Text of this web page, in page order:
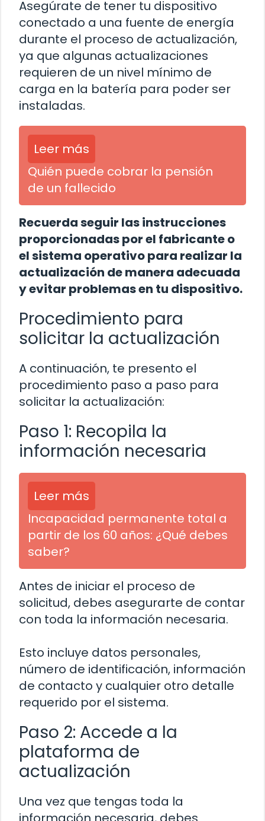
Asegúrate de tener tu dispositivo
conectado a una fuente de energía
durante el proceso de actualización,
ya que algunas actualizaciones
requieren de un nivel mínimo de
carga en la batería para poder ser
instaladas.
Leer más
Quién puede cobrar la pensión
de un fallecido
Recuerda seguir las instrucciones
proporcionadas por el fabricante o
el sistema operativo para realizar la
actualización de manera adecuada
y evitar problemas en tu dispositivo.
Procedimiento para
solicitar la actualización
A continuación, te presento el
procedimiento paso a paso para
solicitar la actualización:
Paso 1: Recopila la
información necesaria
Leer más
Incapacidad permanente total a
partir de los 60 años: ¿Qué debes
saber?
Antes de iniciar el proceso de
solicitud, debes asegurarte de contar
con toda la información necesaria.
Esto incluye datos personales,
número de identificación, información
de contacto y cualquier otro detalle
requerido por el sistema.
Paso 2: Accede a la
plataforma de
actualización
Una vez que tengas toda la